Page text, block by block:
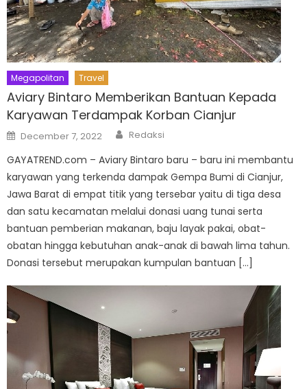
Megapolitan Travel
Aviary Bintaro Memberikan Bantuan Kepada
Karyawan Terdampak Korban Cianjur
Posted
on
December 7, 2022 Author
Redaksi
GAYATREND.com – Aviary Bintaro baru – baru ini membantu
karyawan yang terkenda dampak Gempa Bumi di Cianjur,
Jawa Barat di empat titik yang tersebar yaitu di tiga desa
dan satu kecamatan melalui donasi uang tunai serta
bantuan pemberian makanan, baju layak pakai, obat-
obatan hingga kebutuhan anak-anak di bawah lima tahun.
Donasi tersebut merupakan kumpulan bantuan […]